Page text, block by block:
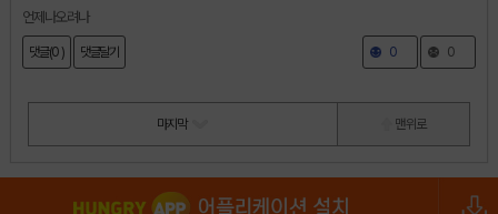
언제나오려나
댓글(0 ) 댓글달기 0 0
마지막 맨 위로